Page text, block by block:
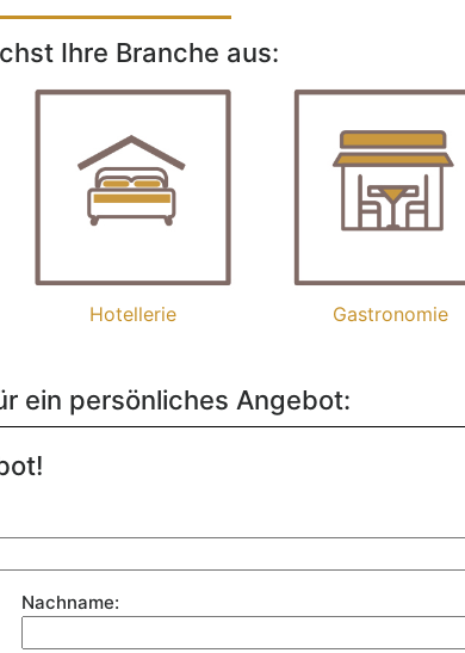
Ihre Branche aus:
Hotellerie Gastronomie
ein persönliches Angebot:
Nachname: